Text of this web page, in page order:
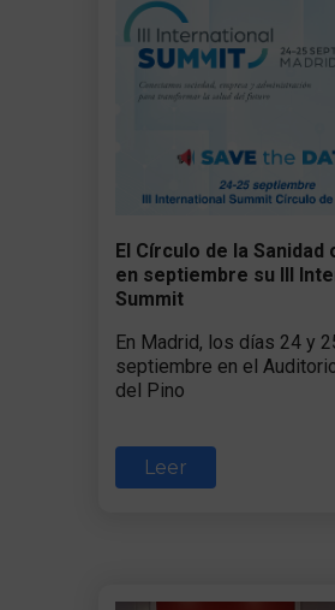
El Círculo de la Sanidad
en septiembre su III
Summit
En Madrid, los días 24 y
septiembre en el
del Pino
Leer